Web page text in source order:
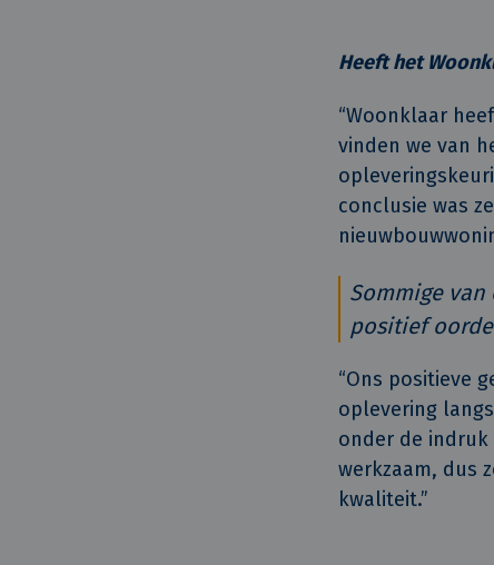
Heeft het
“Woonklaar
vinden we van
conclusie was
Sommige
positief
“Ons positieve
oplevering
onder de indruk
werkzaam, dus
kwaliteit.”